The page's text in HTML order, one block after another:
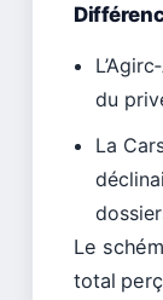
du
La
Le
total